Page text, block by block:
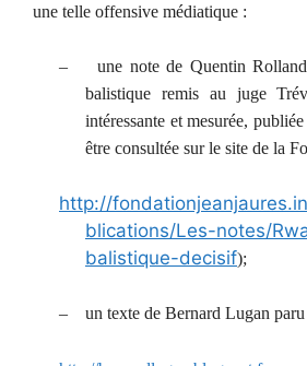
une telle offensive médiatique :
–
une note de Quentin
balistique remis au juge
intéressante et mesurée,
être consultée sur le site de la
http://
blications/Les-notes/
balistique-decisif);
– un texte de Bernard Lugan